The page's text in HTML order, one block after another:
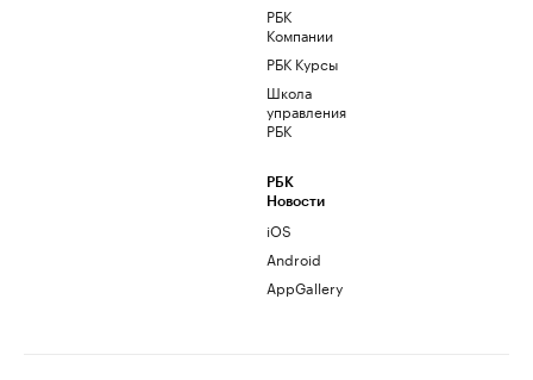
РБК
Компании
РБК Курсы
Школа
управления
РБК
РБК
Новости
iOS
Android
AppGallery